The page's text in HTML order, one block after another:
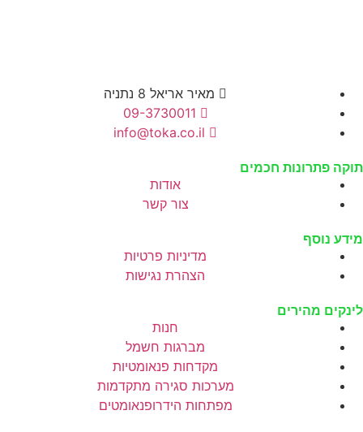
מאיר אריאל 8 נתניה
09-3730011
info@toka.co.il
תוקה פתרונות חכמים
אודות
צור קשר
מידע נוסף
מדיניות פרטיות
הצהרת נגישות
לינקים מהירים
חנות
מברגות חשמל
מקדחות פנאומטיות
מערכות סגירה מתקדמות
מפתחות הידרופנאומטים